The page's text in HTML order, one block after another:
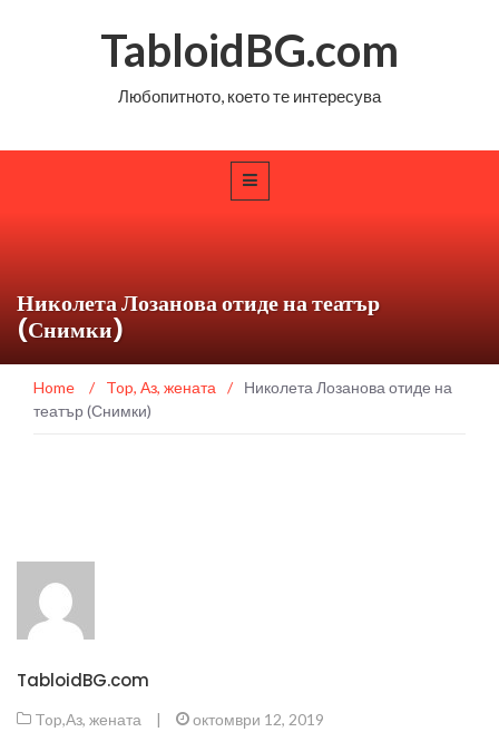
TabloidBG.com
Любопитното, което те интересува
Николета Лозанова отиде на театър
(Снимки)
Home / Top, Аз, жената /
Николета Лозанова отиде на
театър (Снимки)
TabloidBG.com
Top,Аз, жената | октомври 12, 2019